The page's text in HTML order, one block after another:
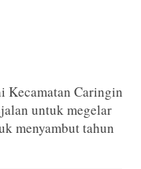
Kecamatan Caringin
untuk megelar
menyambut tahun